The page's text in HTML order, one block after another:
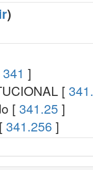
)
341 ]
[
[ 341.25 ]
341.256 ]